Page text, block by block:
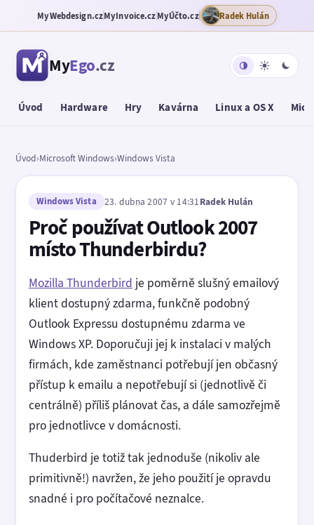
MyWebdesign.czMyInvoice.czMyÚčto.cz Radek Hulán
MyEgo.cz
Úvod Hardware Hry Kavárna Linux a OS X
Úvod›Microsoft Windows›Windows Vista
Windows Vista 23. dubna 2007 v 14:31 Radek Hulán
Proč používat Outlook 2007
místo Thunderbirdu?
Mozilla Thunderbird je poměrně slušný emailový
klient dostupný zdarma, funkčně podobný
Outlook Expressu dostupnému zdarma ve
Windows XP. Doporučuji jej k instalaci v malých
firmách, kde zaměstnanci potřebují jen občasný
přístup k emailu a nepotřebují si (jednotlivě či
centrálně) příliš plánovat čas, a dále samozřejmě
pro jednotlivce v domácnosti.
Thuderbird je totiž tak jednoduše (nikoliv ale
primitivně!) navržen, že jeho použití je opravdu
snadné i pro počítačové neznalce.